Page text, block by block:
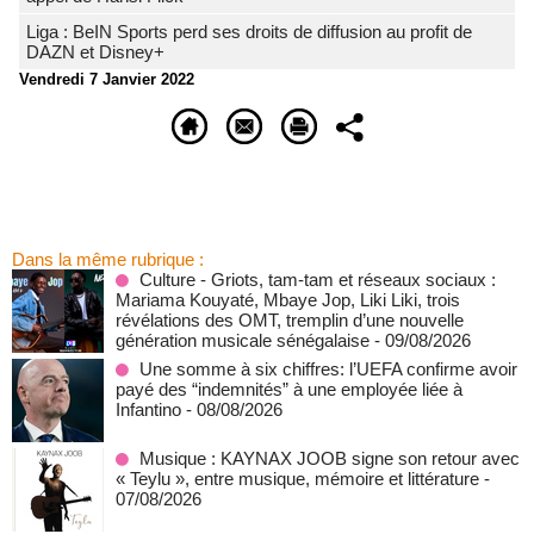
Liga : BeIN Sports perd ses droits de diffusion au profit de
DAZN et Disney+
Vendredi 7 Janvier 2022
Dans la même rubrique :
Culture - Griots, tam-tam et réseaux sociaux :
Mariama Kouyaté, Mbaye Jop, Liki Liki, trois
révélations des OMT, tremplin d’une nouvelle
génération musicale sénégalaise - 09/08/2026
Une somme à six chiffres: l’UEFA confirme avoir
payé des “indemnités” à une employée liée à
Infantino - 08/08/2026
Musique : KAYNAX JOOB signe son retour avec
« Teylu », entre musique, mémoire et littérature -
07/08/2026